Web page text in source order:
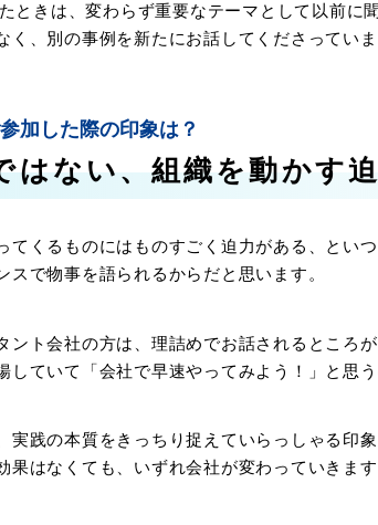
ときは、変わらず重要なテーマとして以前に
く、別の事例を新たにお話してくださっていま
加した際の印象は？
はない、組織を動かす
てくるものにはものすごく迫力がある、とい
スで物事を語られるからだと思います。
ント会社の方は、理詰めでお話されるところ
していて「会社で早速やってみよう！」と思
実践の本質をきっちり捉えていらっしゃる印
果はなくても、いずれ会社が変わっていきます